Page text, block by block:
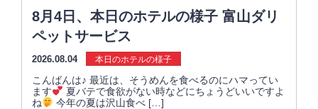
8月4日、本日のホテルの様子 富山ダリ
ペットサービス
2026.08.04 本日のホテルの様子
こんばんは♪ 最近は、そうめんを食べるのにハマってい
ます
夏バテで食欲がない時などにちょうどいいですよ
ね
今年の夏は沢山食べ […]